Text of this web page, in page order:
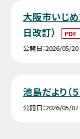
大阪市いじ
日改訂）
PDF
公開日 2026/05/20
池島だより（５
公開日 2026/05/07